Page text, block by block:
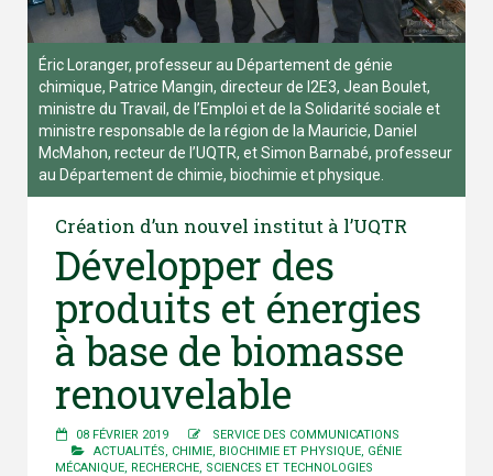
Éric Loranger, professeur au Département de génie
chimique, Patrice Mangin, directeur de I2E3, Jean Boulet,
ministre du Travail, de l’Emploi et de la Solidarité sociale et
ministre responsable de la région de la Mauricie, Daniel
McMahon, recteur de l’UQTR, et Simon Barnabé, professeur
au Département de chimie, biochimie et physique.
Création d’un nouvel institut à l’UQTR
Développer des
produits et énergies
à base de biomasse
renouvelable
08 FÉVRIER 2019
SERVICE DES COMMUNICATIONS
ACTUALITÉS
CHIMIE, BIOCHIMIE ET PHYSIQUE GÉNIE
MÉCANIQUE RECHERCHE SCIENCES ET TECHNOLOGIES